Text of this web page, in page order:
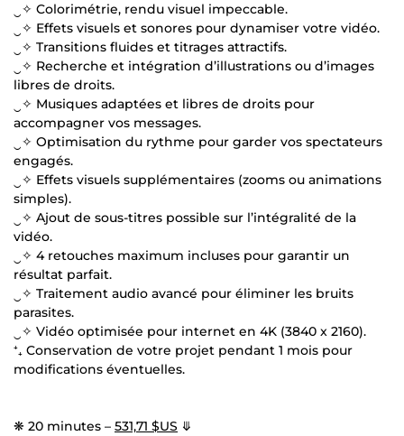
‿✧ Colorimétrie, rendu visuel impeccable.
‿✧ Effets visuels et sonores pour dynamiser votre vidéo.
‿✧ Transitions fluides et titrages attractifs.
‿✧ Recherche et intégration d’illustrations ou d’images
libres de droits.
‿✧ Musiques adaptées et libres de droits pour
accompagner vos messages.
‿✧ Optimisation du rythme pour garder vos spectateurs
engagés.
‿✧ Effets visuels supplémentaires (zooms ou animations
simples).
‿✧ Ajout de sous-titres possible sur l’intégralité de la
vidéo.
‿✧ 4 retouches maximum incluses pour garantir un
résultat parfait.
‿✧ Traitement audio avancé pour éliminer les bruits
parasites.
‿✧ Vidéo optimisée pour internet en 4K (3840 x 2160).
⁺₊ Conservation de votre projet pendant 1 mois pour
modifications éventuelles.
❋ 20 minutes – 531,71 $US ⤋